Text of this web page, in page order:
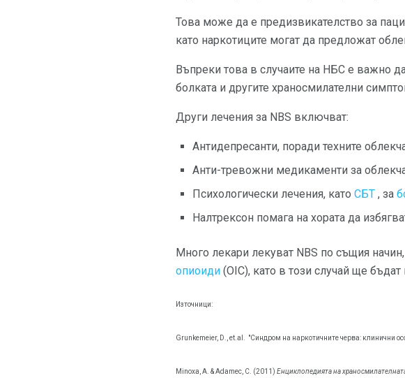
Това може да е предизвикателство за
като наркотиците могат да предложат
Въпреки това в случаите на НБС е важно
болката и другите храносмилателни
Други лечения за NBS включват:
Антидепресанти, поради техните
Анти-тревожни медикаменти за
Психологически лечения, като СБТ , за
Налтрексон помага на хората да
Много лекари лекуват NBS по същия
опиоиди (OIC), като в този случай ще
Източници:
Grunkemeier, D., et.al. "Синдром на наркотичните черва: клинични
Minoxa, A. & Adamec, C. (2011) Енциклопедията на